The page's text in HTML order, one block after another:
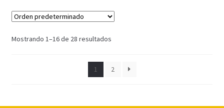
Mostrando 1–16 de 28 resultados
1 2